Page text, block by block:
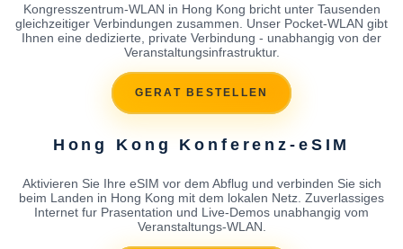
Kongresszentrum-WLAN in Hong Kong bricht unter Tausenden
gleichzeitiger Verbindungen zusammen. Unser Pocket-WLAN gibt
Ihnen eine dedizierte, private Verbindung - unabhangig von der
Veranstaltungsinfrastruktur.
GERAT BESTELLEN
Hong Kong Konferenz-eSIM
Aktivieren Sie Ihre eSIM vor dem Abflug und verbinden Sie sich
beim Landen in Hong Kong mit dem lokalen Netz. Zuverlassiges
Internet fur Prasentation und Live-Demos unabhangig vom
Veranstaltungs-WLAN.